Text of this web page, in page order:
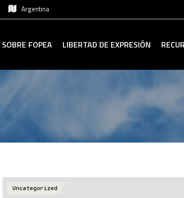
Argentina
SOBRE FOPEA LIBERTAD DE EXPRESIÓN
Uncategorized